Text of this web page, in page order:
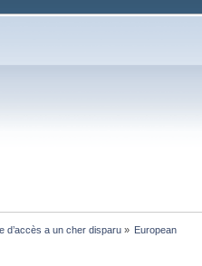
d’accès a un cher disparu » European